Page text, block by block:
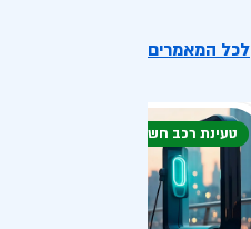
לכל המאמרים
טעינת רכב חשמלי